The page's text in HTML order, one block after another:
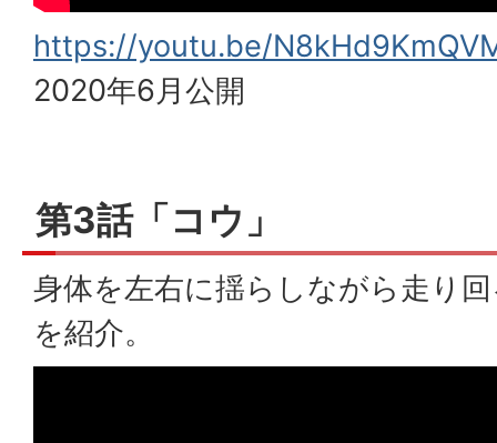
https://youtu.be/
2020年6月公開
第3話「コウ」
身体を左右に揺らしながら走り
を紹介。